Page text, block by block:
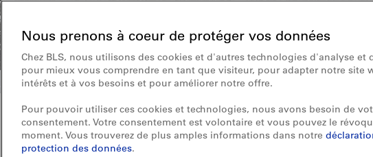
Nous prenons à coeur de protéger vos données
Chez BLS, nous utilisons des cookies et d'autres technologies d'analyse et
pour mieux vous comprendre en tant que visiteur, pour adapter notre site
intérêts et à vos besoins et pour améliorer notre offre.
Pour pouvoir utiliser ces cookies et technologies, nous avons besoin de
consentement. Votre consentement est volontaire et vous pouvez le
moment. Vous trouverez de plus amples informations dans notre
protection des données.